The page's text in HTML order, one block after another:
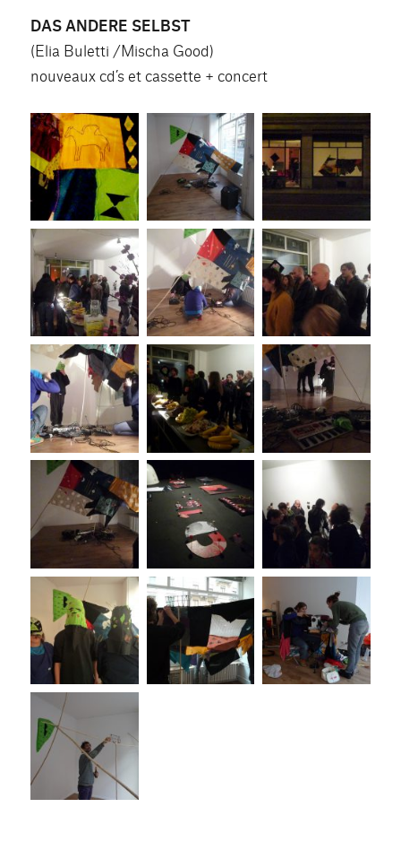
DAS ANDERE SELBST
(Elia Buletti /Mischa Good)
nouveaux cd’s et cassette + concert